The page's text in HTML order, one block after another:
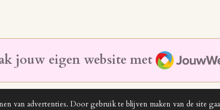
van advertenties. Door gebruik te blijven maken van de site
jouw eigen website met JouwWeb